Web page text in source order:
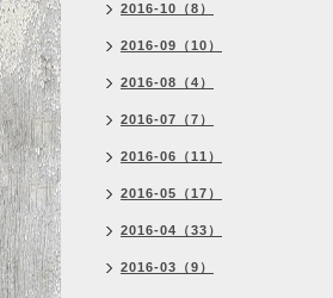
2016-10（8）
2016-09（10）
2016-08（4）
2016-07（7）
2016-06（11）
2016-05（17）
2016-04（33）
2016-03（9）